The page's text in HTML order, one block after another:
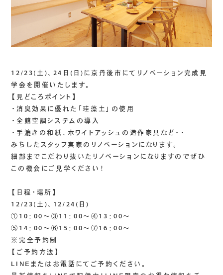
12/23(土)、24日(日)に京丹後市にてリノベーション完成見
学会を開催いたします。
【見どころポイント】
・消臭効果に優れた「珪藻土」の使用
・全館空調システムの導入
・手漉きの和紙、ホワイトアッシュの造作家具など・・
みちしたスタッフ実家のリノベーションになります。
細部までこだわり抜いたリノベーションになりますのでぜひ
この機会にご見学ください！
【日程・場所】
12/23(土)、12/24(日)
①10：00～③11：00～④13：00～
⑤14：00～⑥15：00～⑦16：00～
※完全予約制
【ご予約方法】
LINEまたはお電話にてご予約ください。